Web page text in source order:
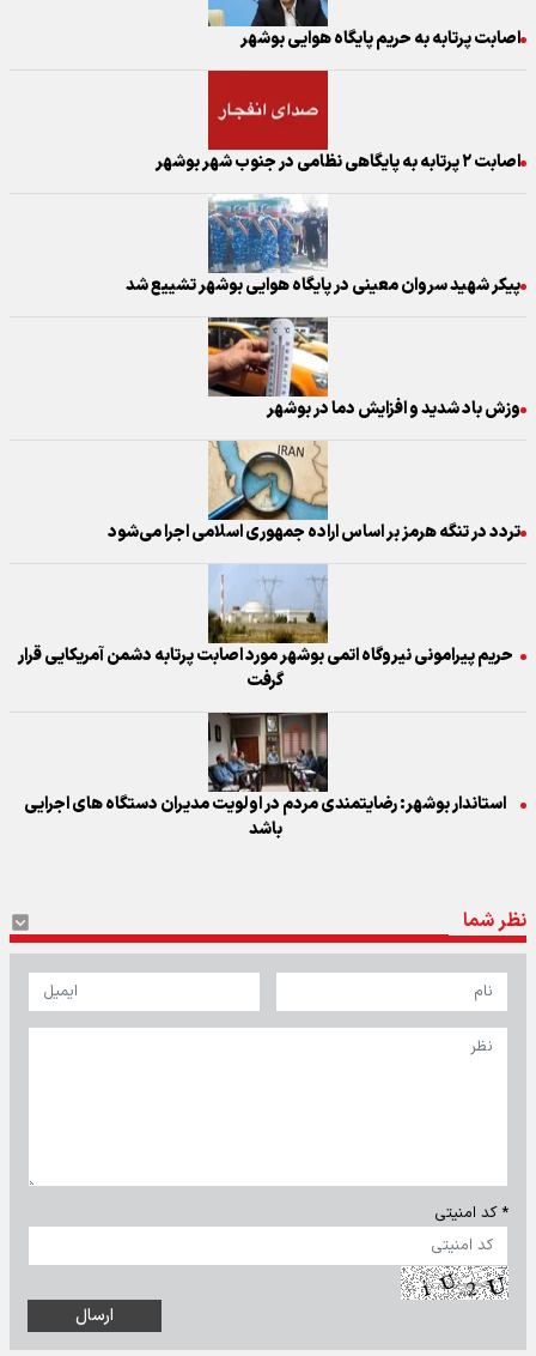
اصابت پرتابه به حریم پایگاه هوایی بوشهر
اصابت ۲ پرتابه به پایگاهی نظامی در جنوب شهر بوشهر
پیکر شهید سروان معینی در پایگاه هوایی بوشهر تشییع شد
وزش باد شدید و افزایش دما در بوشهر
تردد در تنگه هرمز بر اساس اراده جمهوری اسلامی اجرا می‌شود
حریم پیرامونی نیروگاه اتمی بوشهر مورد اصابت پرتابه دشمن آمریکایی قرار
گرفت
استاندار بوشهر: رضایتمندی مردم در اولویت مدیران دستگاه های اجرایی
باشد
نظر شما
* کد امنیتی